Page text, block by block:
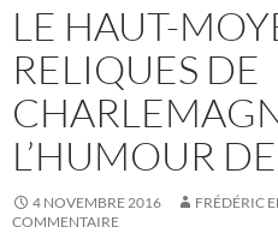
LE HAUT-
RELIQUES DE
L’HUMOUR
4 NOVEMBRE 2016 FRÉDÉRIC
COMMENTAIRE